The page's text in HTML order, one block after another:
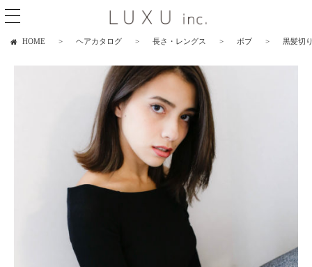
HOME ヘアカタログ 長さ・レングス ボブ 黒髪切